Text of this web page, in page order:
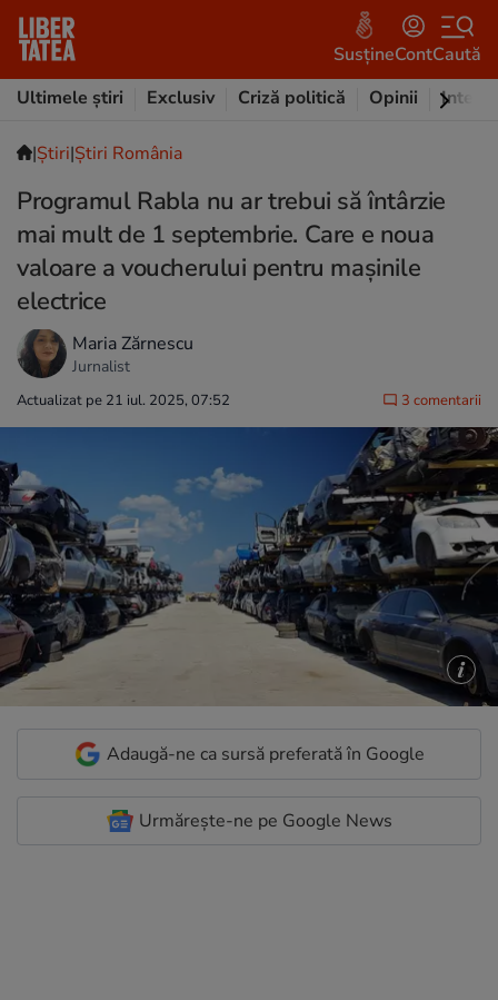
SusțineContCaută
Ultimele știri
Exclusiv Criză politică Opinii
|Ştiri|Știri România
Programul Rabla nu ar trebui să întârzie
mai mult de 1 septembrie. Care e noua
valoare a voucherului pentru mașinile
electrice
Maria Zărnescu
Jurnalist
Actualizat pe 21 iul. 2025, 07:52 3 comentarii
Adaugă-ne ca sursă preferată în Google
Urmărește-ne pe Google News